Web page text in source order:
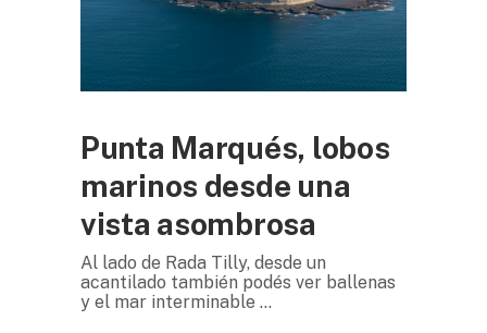
Punta Marqués, lobos
marinos desde una
vista asombrosa
Al lado de Rada Tilly, desde un
acantilado también podés ver ballenas
y el mar interminable